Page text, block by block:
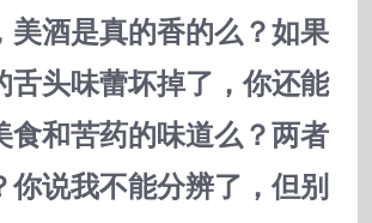
美酒是真的香的么？如果
舌头味蕾坏掉了，你还能
食和苦药的味道么？两者
你说我不能分辨了，但别